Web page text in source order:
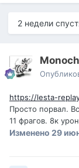
2 недели
https://lesta-
Просто порвал.
11 фрагов. 8к
Изменено 29